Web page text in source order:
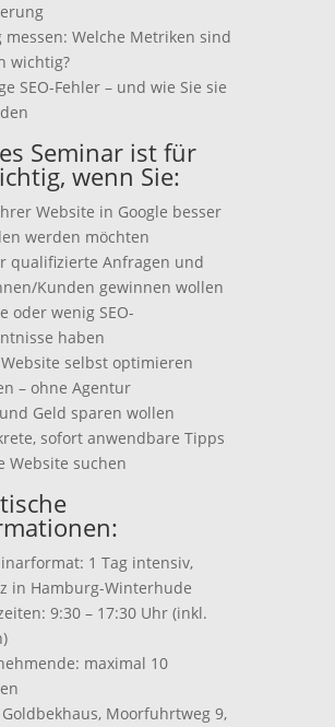
messen: Welche Metriken sind
wichtig?
SEO-Fehler – und wie Sie sie
Seminar ist für
wenn Sie:
Website in Google besser
werden möchten
qualifizierte Anfragen und
Kunden gewinnen wollen
oder wenig SEO-
haben
selbst optimieren
– ohne Agentur
Geld sparen wollen
sofort anwendbare Tipps
Website suchen
1 Tag intensiv,
in Hamburg-Winterhude
9:30 – 17:30 Uhr (inkl.
maximal 10
Goldbekhaus, Moorfuhrtweg 9,